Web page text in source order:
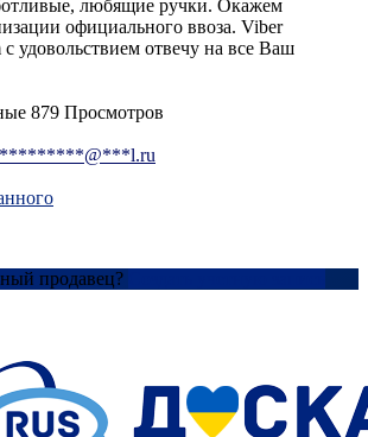
любящие ручки. Окажем
официального ввоза. Viber
удовольствием отвечу на все Ваш
879 Просмотров
продавец?